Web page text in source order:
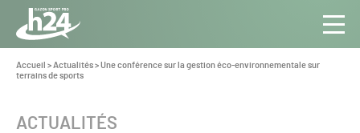
Panneau de gestion des cookies
Aller au contenu
Toute
l’info
du Gazon
Vous
êtes
Accueil >Actualités>Une conférence sur la gestion éco-environnementale sur
terrains de sports
CATÉGORIE :
ACTUALITÉS